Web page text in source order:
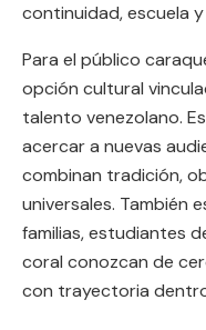
continuidad, escuela
Para el público
opción cultural
talento venezolano.
acercar a nuevas
combinan tradición,
universales. También
familias, estudiantes
coral conozcan de
con trayectoria